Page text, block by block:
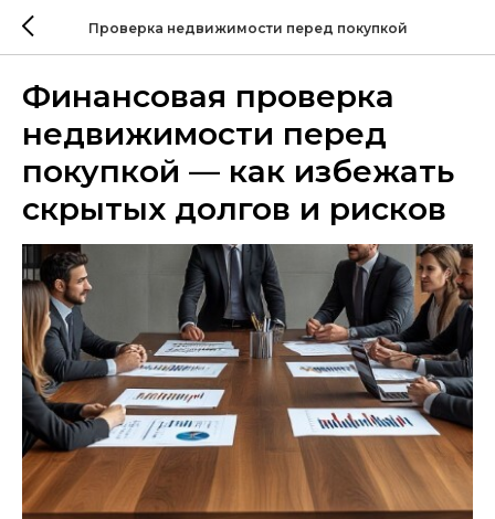
Проверка недвижимости перед покупкой
Финансовая проверка
недвижимости перед
покупкой — как избежать
скрытых долгов и рисков